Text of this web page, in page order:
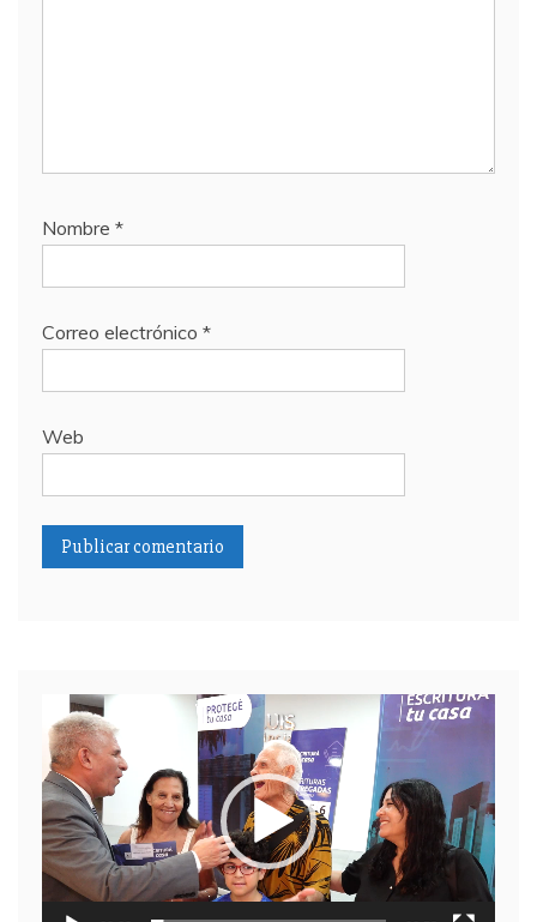
Nombre *
Correo electrónico *
Web
Reproductor
de
video